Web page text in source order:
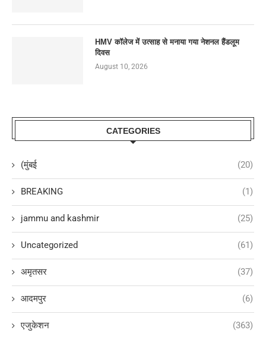
HMV कॉलेज में उत्साह से मनाया गया नेशनल हैंडलूम
दिवस
August 10, 2026
CATEGORIES
(मुंबई (20)
BREAKING (1)
jammu and kashmir (25)
Uncategorized (61)
अमृतसर (37)
आदमपुर (6)
एजुकेशन (363)